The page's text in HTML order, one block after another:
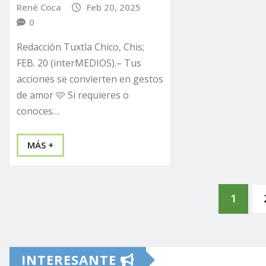
René Coca
Feb 20, 2025
0
Redacción Tuxtla Chico, Chis;
FEB. 20 (interMEDIOS).– Tus
acciones se convierten en gestos
de amor 🩷 Si requieres o
conoces…
MÁS +
1
INTERESANTE